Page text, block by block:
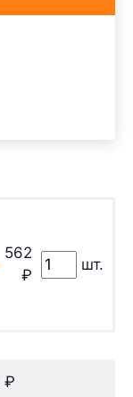
562
₽
шт.
₽